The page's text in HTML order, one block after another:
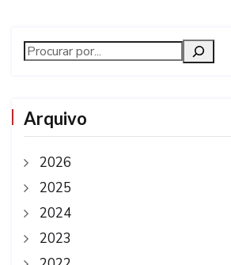
Arquivo
2026
2025
2024
2023